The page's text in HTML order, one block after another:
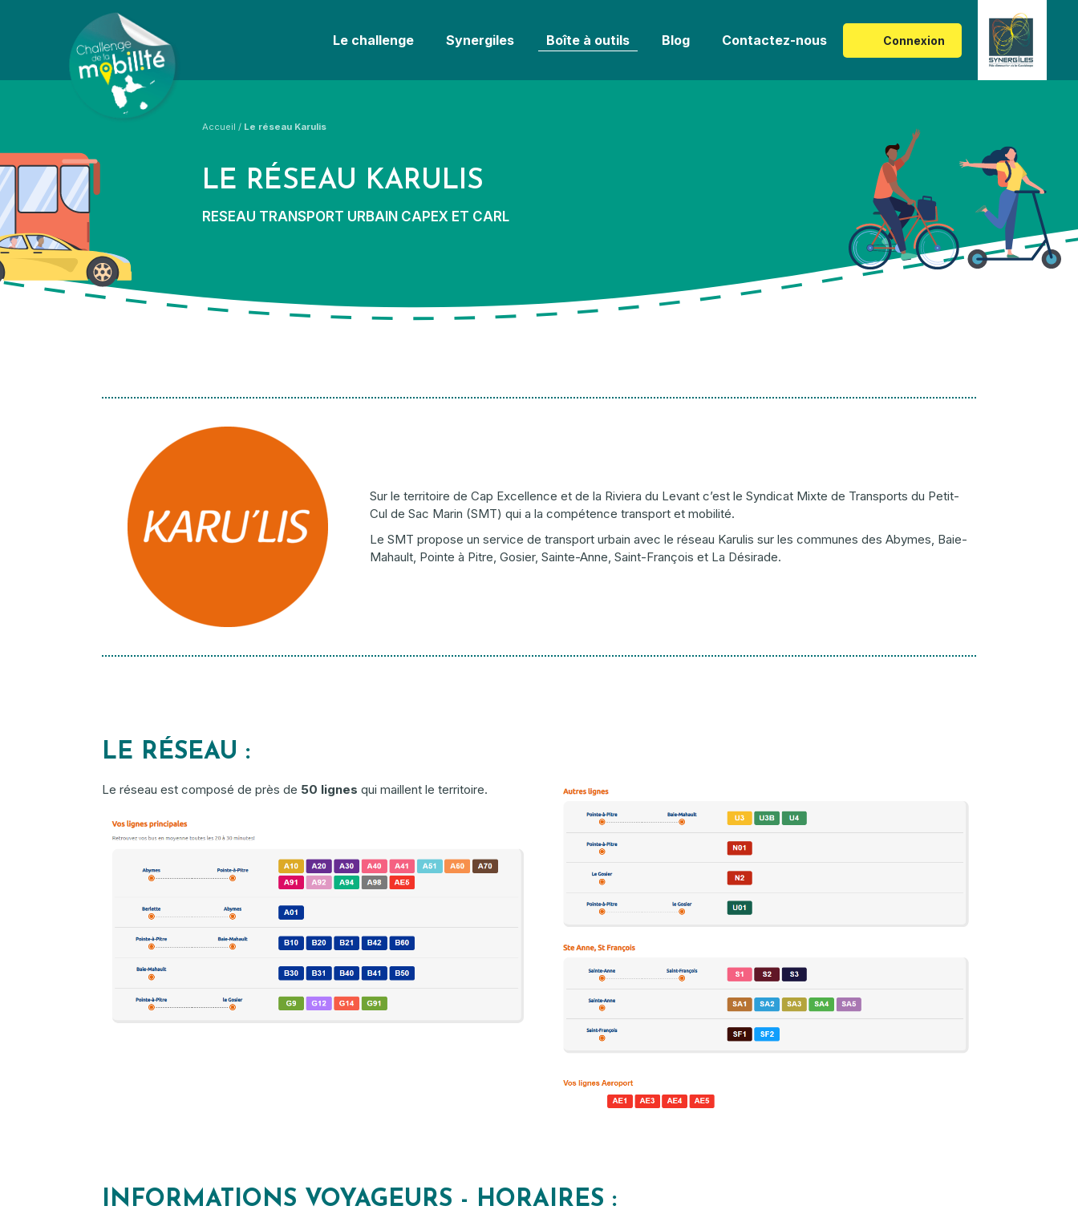
Le challenge Synergiles Boîte à outils Blog Contactez-nous Connexion
Accueil / Le réseau Karulis
LE RÉSEAU KARULIS
RESEAU TRANSPORT URBAIN CAPEX ET CARL
Sur le territoire de Cap Excellence et de la Riviera du Levant c’est le Syndicat Mixte de Transports du Petit-
Cul de Sac Marin (SMT) qui a la compétence transport et mobilité.
Le SMT propose un service de transport urbain avec le réseau Karulis sur les communes des Abymes, Baie-
Mahault, Pointe à Pitre, Gosier, Sainte-Anne, Saint-François et La Désirade.
LE RÉSEAU :
Le réseau est composé de près de 50 lignes qui maillent le territoire.
INFORMATIONS VOYAGEURS - HORAIRES :